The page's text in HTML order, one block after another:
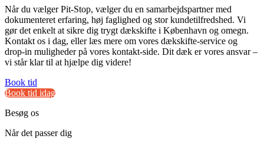
Når du vælger Pit-Stop, vælger du en samarbejdspartner med
dokumenteret erfaring, høj faglighed og stor kundetilfredshed. Vi
gør det enkelt at sikre dig trygt dækskifte i København og omegn.
Kontakt os i dag, eller læs mere om vores dækskifte-service og
drop-in muligheder på vores kontakt-side. Dit dæk er vores ansvar –
vi står klar til at hjælpe dig videre!
Book tid
Book tid idag
Besøg os
Når det passer dig